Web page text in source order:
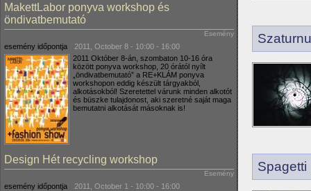
MakettLabor ponyva workshop és
öndivatbemutató
Esemény
esemény időpontja 2011, October 8 - 10:00 - 16:00
2011 Október 8-án, szombaton 10-16 óra
között ponyva workshop, 20 órától nyílt
„öndivatbemutató” a RE+KLÁM ponyva
workshopon eddig készült tárgyakból,
alkotásokból! Szeretettel várunk minden alkotót
és büszke tulajdonost, aki szeretné saját maga
bemutatni alkotását másoknak is!
Design Hét recycling workshop
Esemény
esemény időpontja 2011, October 1 - 10:00 - 16:00
Spagetti